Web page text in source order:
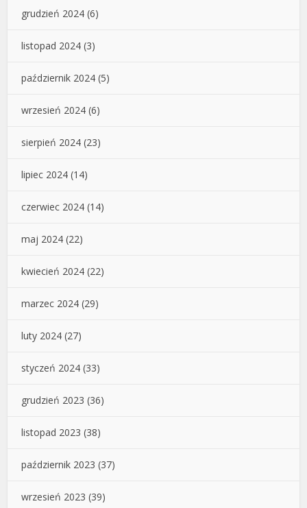
grudzień 2024 (6)
listopad 2024 (3)
październik 2024 (5)
wrzesień 2024 (6)
sierpień 2024 (23)
lipiec 2024 (14)
czerwiec 2024 (14)
maj 2024 (22)
kwiecień 2024 (22)
marzec 2024 (29)
luty 2024 (27)
styczeń 2024 (33)
grudzień 2023 (36)
listopad 2023 (38)
październik 2023 (37)
wrzesień 2023 (39)